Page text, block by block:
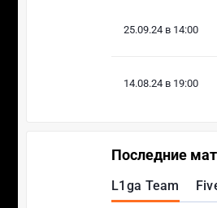
25.09.24 в 14:00
14.08.24 в 19:00
Последние
L1ga Team